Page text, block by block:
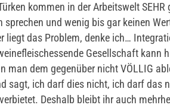
kommen in der Arbeitswelt SEHR
sprechen und wenig bis gar keinen
liegt das Problem, denke ich…
Gesellschaft kann
man dem gegenüber nicht VÖLLIG
sagt, ich darf dies nicht, ich darf das
Deshalb bleibt ihr auch